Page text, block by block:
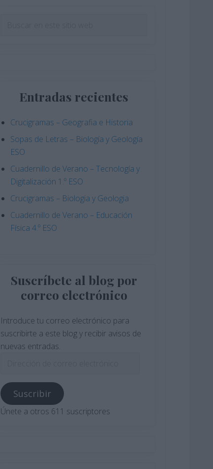
Entradas recientes
Crucigramas – Geografia e Historia
Sopas de Letras – Biología y Geología
ESO
Cuadernillo de Verano – Tecnología y
Digitalización 1.º ESO
Crucigramas – Biologia y Geologia
Cuadernillo de Verano – Educación
Física 4.º ESO
Suscríbete al blog por
correo electrónico
Introduce tu correo electrónico para
suscribirte a este blog y recibir avisos de
nuevas entradas.
correo
electrónico
Suscribir
Únete a otros 611 suscriptores